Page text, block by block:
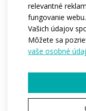
relevantné
fungovanie
Vašich údajov
Môžete sa
vaše osobné
Kód:
at19
Materiál:
Veľkosti deti:
134